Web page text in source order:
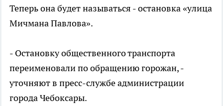
Теперь она будет называться - остановка «улица
Мичмана Павлова».
- Остановку общественного транспорта
переименовали по обращению горожан, -
уточняют в пресс-службе администрации
города Чебоксары.